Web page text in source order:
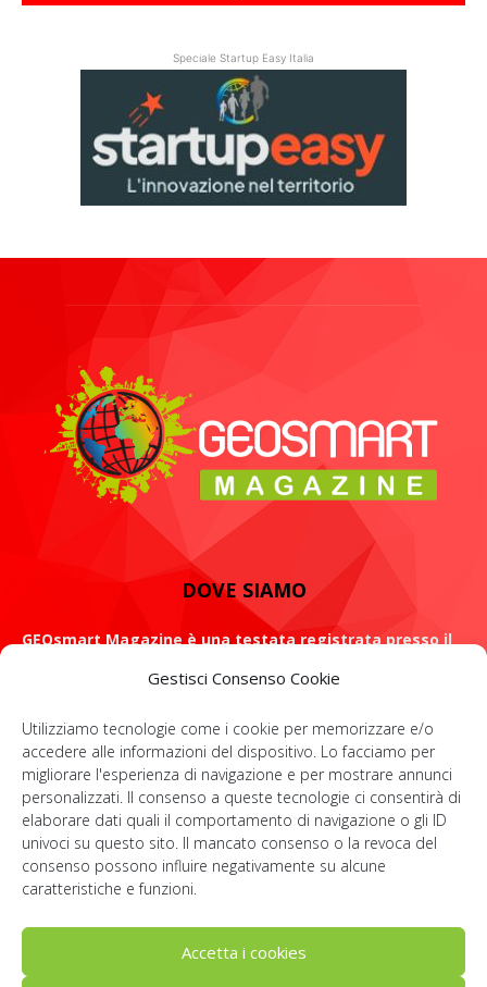
Gestisci Consenso Cookie
Utilizziamo tecnologie come i cookie per memorizzare e/o
accedere alle informazioni del dispositivo. Lo facciamo per
migliorare l'esperienza di navigazione e per mostrare annunci
personalizzati. Il consenso a queste tecnologie ci consentirà di
elaborare dati quali il comportamento di navigazione o gli ID
univoci su questo sito. Il mancato consenso o la revoca del
consenso possono influire negativamente su alcune
caratteristiche e funzioni.
Accetta i cookies
Speciale Startup Easy Italia
DOVE SIAMO
GEOsmart Magazine è una testata registrata presso il
ROMA: Via Casilina 98, 00182
Contattaci:info@geosmartmagazine.it
SOCIAL